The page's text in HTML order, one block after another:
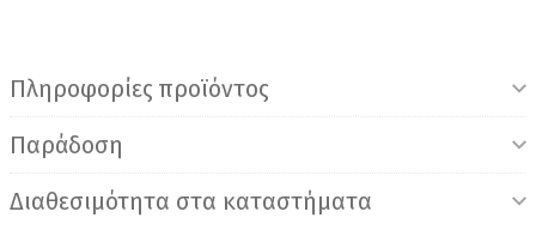
Πληροφορίες προϊόντος
Παράδοση
Διαθεσιμότητα στα καταστήματα